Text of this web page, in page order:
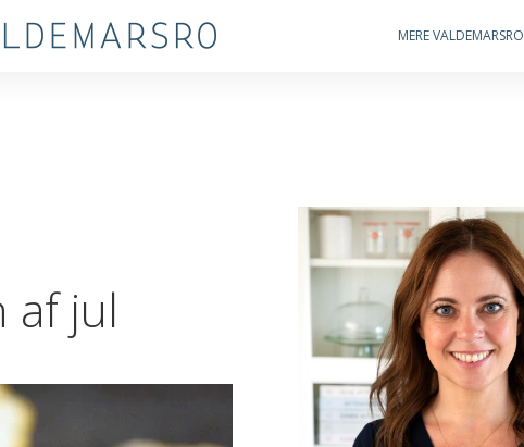
MERE VALDEMARSRO
af jul